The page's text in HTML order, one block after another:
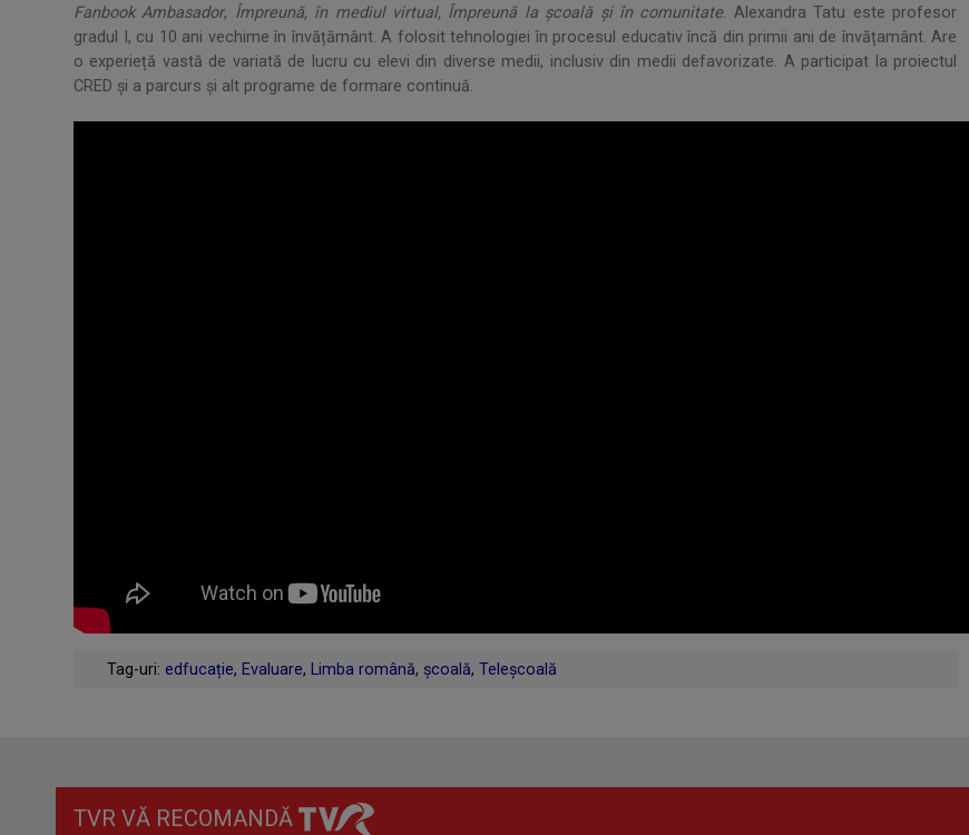
Fanbook Ambasador, Împreună, în mediul virtual, Împreună la școală și în comunitate. Alexandra Tatu este profesor
gradul I, cu 10 ani vechime în învățământ. A folosit tehnologiei în procesul educativ încă din primii ani de învățamânt. Are
o experieță vastă de variată de lucru cu elevi din diverse medii, inclusiv din medii defavorizate. A participat la proiectul
CRED și a parcurs și alt programe de formare continuă.
Tag-uri: edfucație, Evaluare, Limba română, școală, Teleșcoală
TVR VĂ RECOMANDĂ